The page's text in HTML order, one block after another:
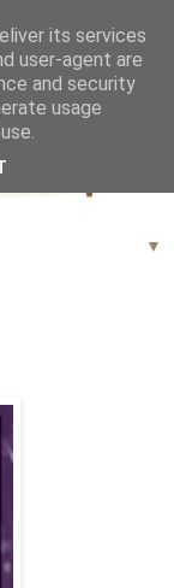
▼
its services
user-agent are
and security
usage